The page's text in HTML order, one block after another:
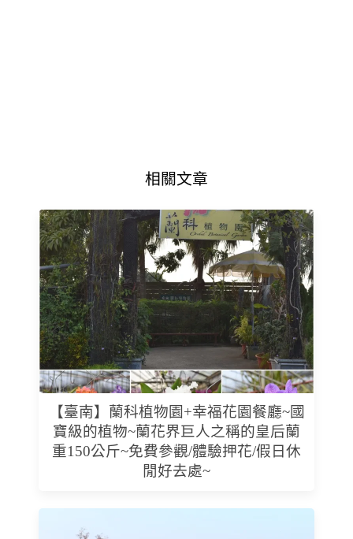
相關文章
【臺南】蘭科植物園+幸福花園餐廳~國
寶級的植物~蘭花界巨人之稱的皇后蘭
重150公斤~免費參觀/體驗押花/假日休
閒好去處~